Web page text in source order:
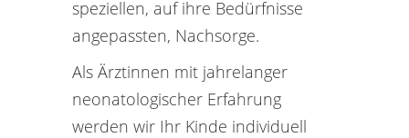
speziellen, auf ihre Bedürfnisse
angepassten, Nachsorge.
Als Ärztinnen mit jahrelanger
neonatologischer Erfahrung
werden wir Ihr Kinde individuell